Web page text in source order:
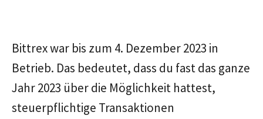
Bittrex war bis zum 4. Dezember 2023 in
Betrieb. Das bedeutet, dass du fast das ganze
Jahr 2023 über die Möglichkeit hattest,
steuerpflichtige Transaktionen